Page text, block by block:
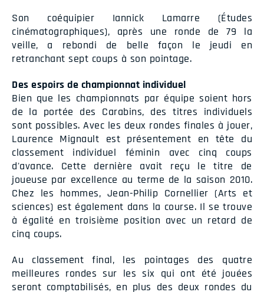
Son coéquipier Iannick Lamarre (Études
cinématographiques), après une ronde de 79 la
veille, a rebondi de belle façon le jeudi en
retranchant sept coups à son pointage.
Des espoirs de championnat individuel
Bien que les championnats par équipe soient hors
de la portée des Carabins, des titres individuels
sont possibles. Avec les deux rondes finales à jouer,
Laurence Mignault est présentement en tête du
classement individuel féminin avec cinq coups
d'avance. Cette dernière avait reçu le titre de
joueuse par excellence au terme de la saison 2010.
Chez les hommes, Jean-Philip Cornellier (Arts et
sciences) est également dans la course. Il se trouve
à égalité en troisième position avec un retard de
cinq coups.
Au classement final, les pointages des quatre
meilleures rondes sur les six qui ont été jouées
seront comptabilisés, en plus des deux rondes du